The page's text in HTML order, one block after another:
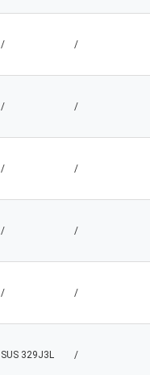
/ /
/ /
/ /
/ /
/ /
SUS 329J3L /